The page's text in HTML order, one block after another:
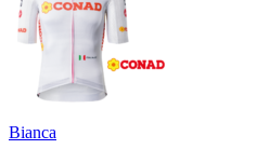
Bianca